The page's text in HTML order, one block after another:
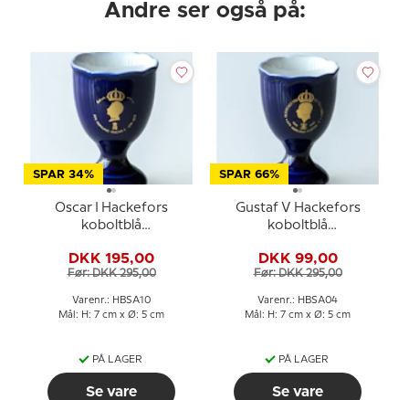
Andre ser også på:
SPAR 34%
Oscar I Hackefors
koboltblå
DKK 195,00
Før: DKK 295,00
Varenr.: HBSA10
Mål: H: 7 cm x Ø: 5 cm
PÅ LAGER
Se vare
SPAR 66%
Gustaf V Hackefors
koboltblå
DKK 99,00
Før: DKK 295,00
Varenr.: HBSA04
Mål: H: 7 cm x Ø: 5 cm
PÅ LAGER
Se vare